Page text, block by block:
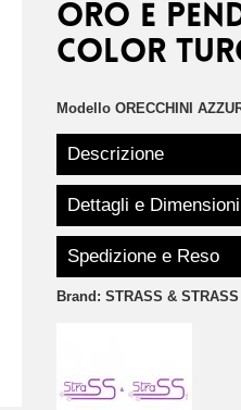
oro e
color
Modello ORECCHINI
Descrizione
Dettagli e Dimensioni
Spedizione e Reso
Brand: STRASS & STRASS